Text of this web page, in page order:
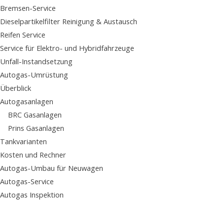
Bremsen-Service
Dieselpartikelfilter Reinigung & Austausch
Reifen Service
Service für Elektro- und Hybridfahrzeuge
Unfall-Instandsetzung
Autogas-Umrüstung
Überblick
Autogasanlagen
BRC Gasanlagen
Prins Gasanlagen
Tankvarianten
Kosten und Rechner
Autogas-Umbau für Neuwagen
Autogas-Service
Autogas Inspektion